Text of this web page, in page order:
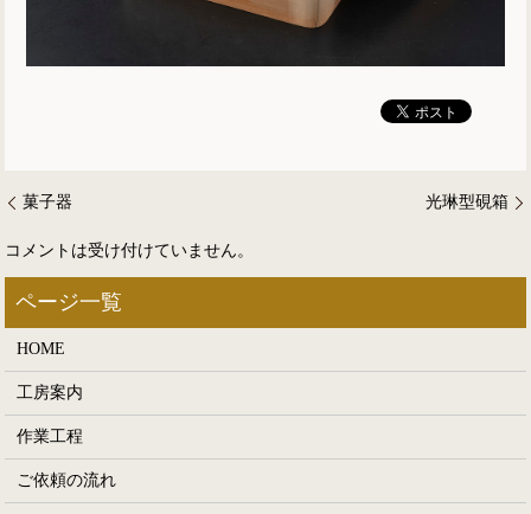
菓子器 光琳型硯箱
コメントは受け付けていません。
HOME
工房案内
作業工程
ご依頼の流れ